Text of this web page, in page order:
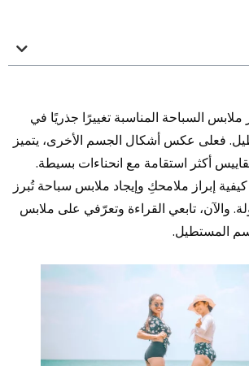
السباحة المناسبة تغييرًا جذريًا في
فعلى عكس أشكال الجسم الأخرى، يتميز
أكثر استقامة مع انحناءات بسيطة.
إبراز ملامحكِ وإيجاد ملابس سباحة تُبرز
والآن، تابعي القراءة وتعرّفي على ملابس
المستطيل.